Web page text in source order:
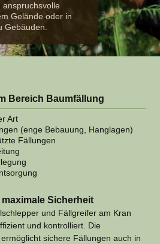
anspruchsvolle
Gelände oder in
Gebäuden.
Bereich Baumfällung
Art
(enge Bebauung, Hanglagen)
Fällungen
Sicherheit
und Fällgreifer am Kran
und kontrolliert. Die
sichere Fällungen auch in